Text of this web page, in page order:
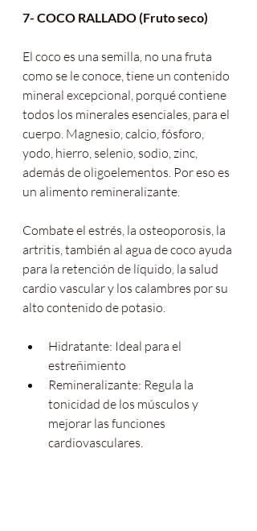
7- COCO RALLADO (Fruto seco)
El coco es una semilla, no una fruta
como se le conoce, tiene un contenido
mineral excepcional, porqué contiene
todos los minerales esenciales, para el
cuerpo. Magnesio, calcio, fósforo,
yodo, hierro, selenio, sodio, zinc,
además de oligoelementos. Por eso es
un alimento remineralizante.
Combate el estrés, la osteoporosis, la
artritis, también al agua de coco ayuda
para la retención de líquido, la salud
cardio vascular y los calambres por su
alto contenido de potasio.
Hidratante: Ideal para el
estreñimiento
Remineralizante: Regula la
tonicidad de los músculos y
mejorar las funciones
cardiovasculares.